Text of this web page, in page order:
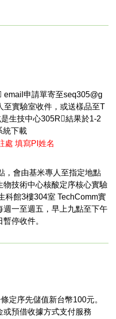
email 申請單寄至seq305@g
至實驗室收件，或送樣品至T
生技中心305R結果於1-2
統下載
處 填寫PI 姓名
，會由基米專人至指定地點
物技術中心核酸定序核心實驗
科館3樓304室 TechComm實
週一至週五，早上九點至下午
停收件。
定序先儲值新台幣100元。
或預借收據方式支付服務